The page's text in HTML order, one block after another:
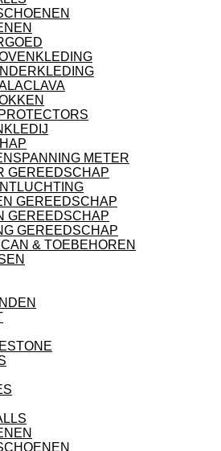
METER
GEREEDSCHAP
GEREEDSCHAP
GEREEDSCHAP
GEREEDSCHAP
& TOEBEHOREN